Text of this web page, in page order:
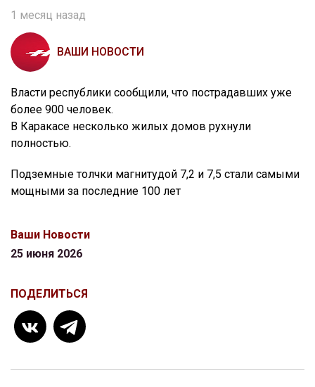
1 месяц назад
ВАШИ НОВОСТИ
Власти республики сообщили, что пострадавших уже
более 900 человек.
В Каракасе несколько жилых домов рухнули
полностью.
Подземные толчки магнитудой 7,2 и 7,5 стали самыми
мощными за последние 100 лет
Ваши Новости
25 июня 2026
ПОДЕЛИТЬСЯ